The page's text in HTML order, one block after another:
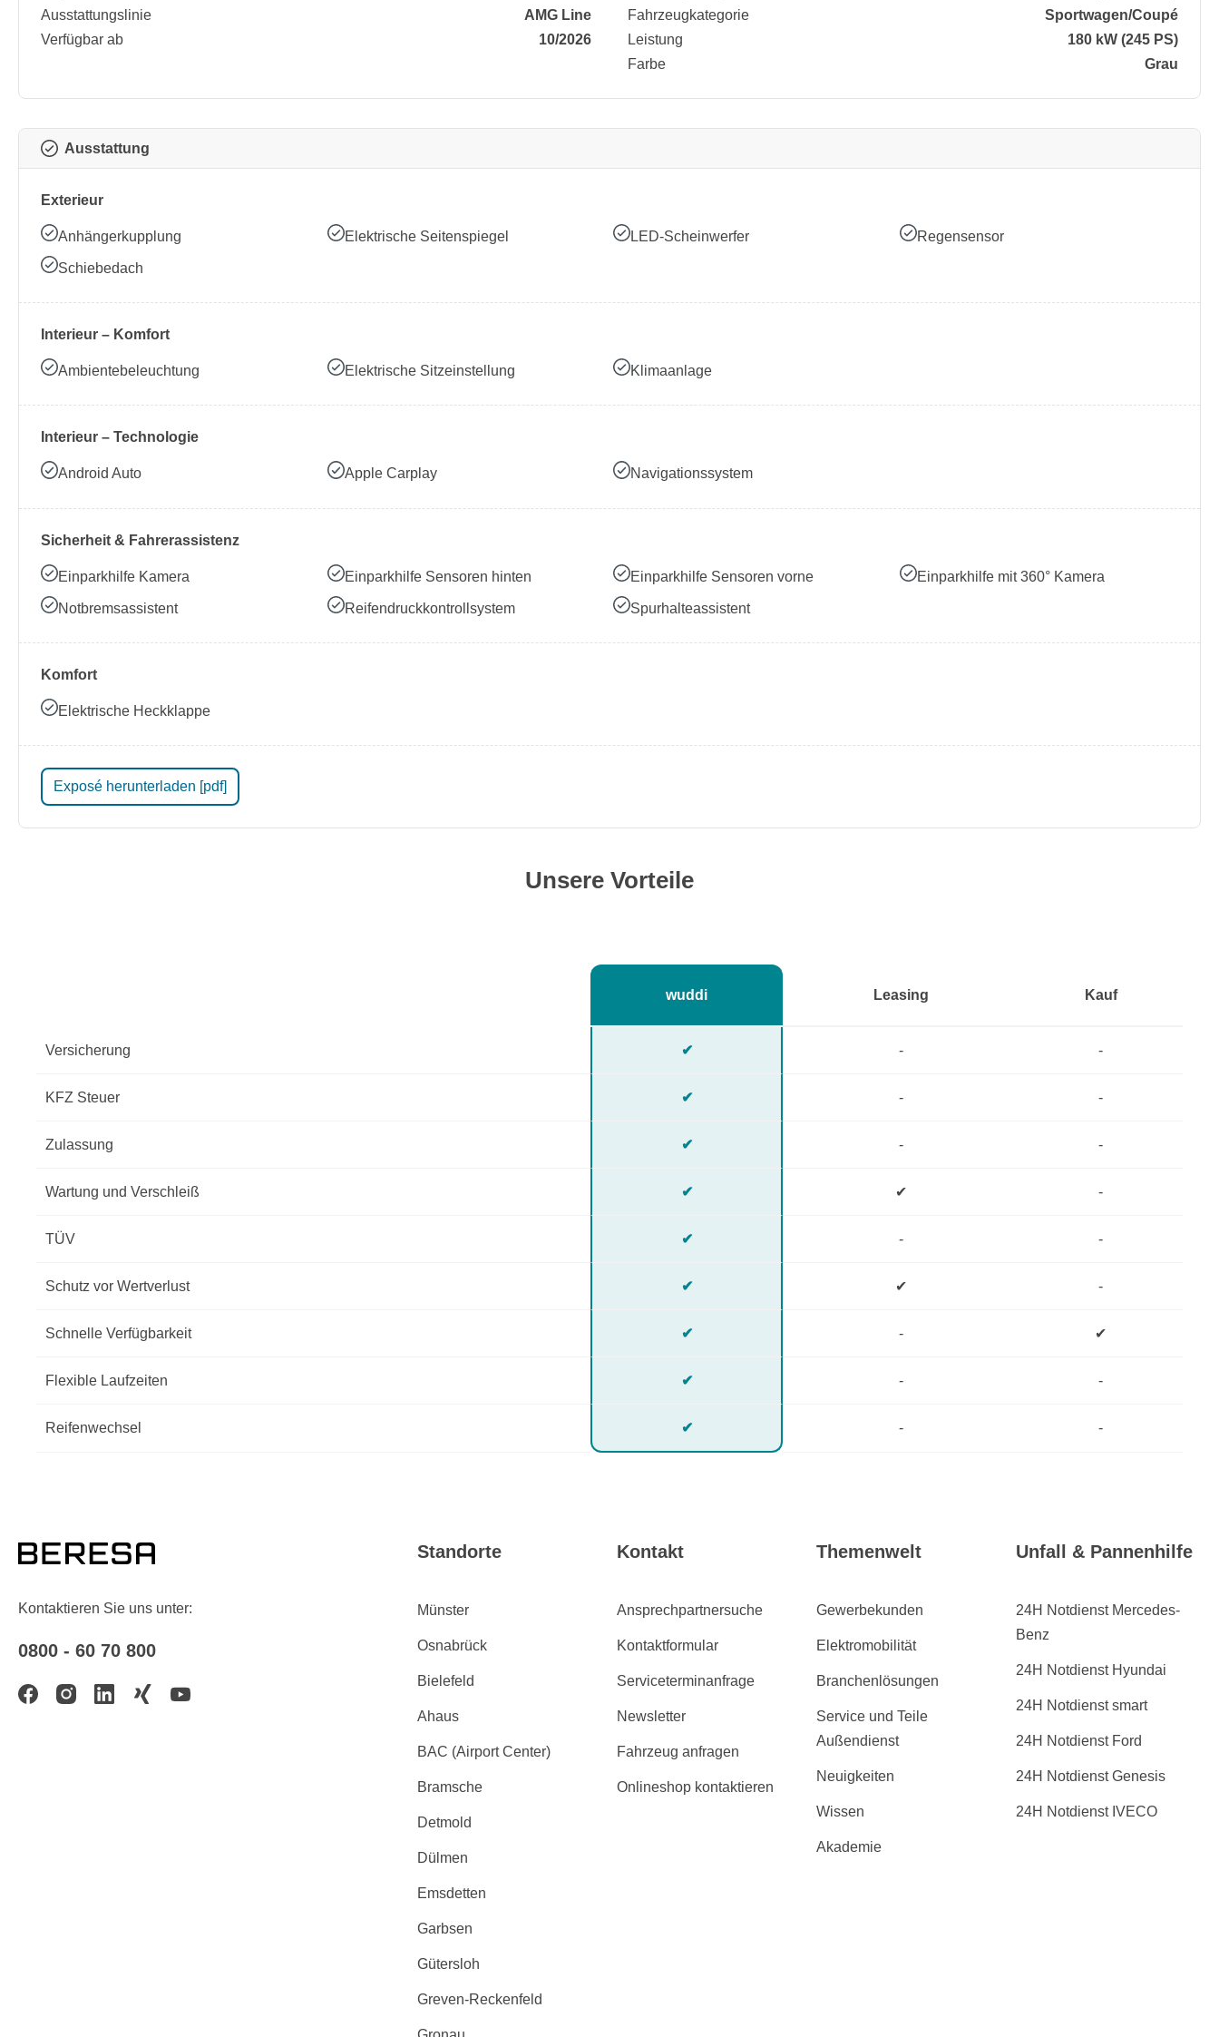
Ausstattungslinie
AMG Line
Verfügbar ab
10/2026
Fahrzeugkategorie
Sportwagen/​Coupé
Leistung
180 kW (245 PS)
Farbe
Grau
Ausstattung
Exterieur
Anhängerkupplung Elektrische Seitenspiegel LED-Scheinwerfer Regensensor
Schiebedach
Interieur – Komfort
Ambientebeleuchtung Elektrische Sitzeinstellung Klimaanlage
Interieur – Technologie
Android Auto Apple Carplay Navigationssystem
Sicherheit & Fahrerassistenz
Einparkhilfe Kamera Einparkhilfe Sensoren hinten Einparkhilfe Sensoren vorne Einparkhilfe mit 360° Kamera
Notbremsassistent Reifendruckkontrollsystem Spurhalteassistent
Komfort
Elektrische Heckklappe
Exposé herunterladen [pdf]
Unsere Vorteile
wuddi Leasing Kauf
Versicherung ✔ - -
KFZ Steuer ✔ - -
Zulassung ✔ - -
Wartung und Verschleiß ✔ ✔ -
TÜV ✔ - -
Schutz vor Wertverlust ✔ ✔ -
Schnelle Verfügbarkeit ✔ - ✔
Flexible Laufzeiten ✔ - -
Reifenwechsel ✔ - -
Kontaktieren Sie uns unter:
0800 - 60 70 800
Standorte
Münster
Osnabrück
Bielefeld
Ahaus
BAC (Airport Center)
Bramsche
Detmold
Dülmen
Emsdetten
Garbsen
Gütersloh
Greven-Reckenfeld
Kontakt
Ansprechpartnersuche
Kontaktformular
Serviceterminanfrage
Newsletter
Fahrzeug anfragen
Onlineshop kontaktieren
Themenwelt
Gewerbekunden
Elektromobilität
Branchenlösungen
Service und Teile
Außendienst
Neuigkeiten
Wissen
Akademie
Unfall & Pannenhilfe
24H Notdienst Mercedes-
Benz
24H Notdienst Hyundai
24H Notdienst smart
24H Notdienst Ford
24H Notdienst Genesis
24H Notdienst IVECO